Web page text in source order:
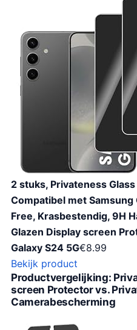
2 stuks, Privateness
Compatibel met Samsung
Free, Krasbestendig, 9H
Glazen Display screen
Galaxy S24 5G€8.99
Bekijk product
Productvergelijking:
screen Protector vs.
Camerabescherming